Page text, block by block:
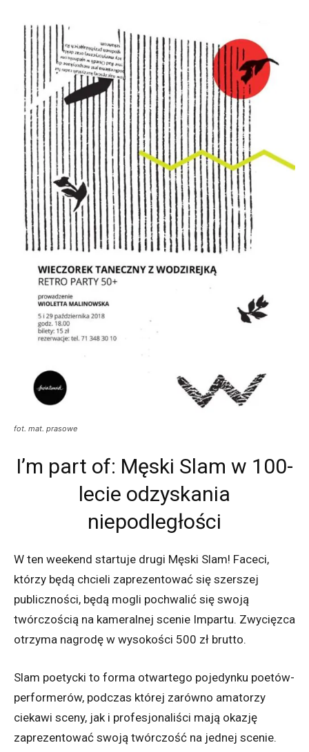
fot. mat. prasowe
I’m part of: Męski Slam w 100-
lecie odzyskania
niepodległości
W ten weekend startuje drugi Męski Slam! Faceci,
którzy będą chcieli zaprezentować się szerszej
publiczności, będą mogli pochwalić się swoją
twórczością na kameralnej scenie Impartu. Zwycięzca
otrzyma nagrodę w wysokości 500 zł brutto.
Slam poetycki to forma otwartego pojedynku poetów-
performerów, podczas której zarówno amatorzy
ciekawi sceny, jak i profesjonaliści mają okazję
zaprezentować swoją twórczość na jednej scenie.